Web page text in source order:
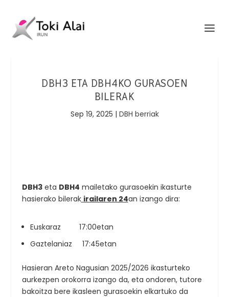
DBH3 ETA DBH4KO GURASOEN
BILERAK
Sep 19, 2025 | DBH berriak
DBH3eta DBH4 mailetako gurasoekin ikasturte
hasierako bilerak irailaren 24an izango dira:
Euskaraz 17:00etan
Gaztelaniaz 17:45etan
Hasieran Areto Nagusian 2025/2026 ikasturteko
aurkezpen orokorra izango da, eta ondoren, tutore
bakoitza bere ikasleen gurasoekin elkartuko da